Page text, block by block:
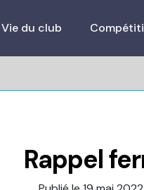
Vie du club
Rappel